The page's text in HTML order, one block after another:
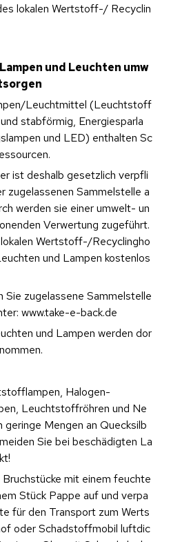
lokalen Wertstoff-/ Recyclin
und Leuchten umw
Leuchtmittel (Leuchtstoff
stabförmig, Energiesparla
und LED) enthalten Sc
ist deshalb gesetzlich verpfli
zugelassenen Sammelstelle a
werden sie einer umwelt- un
Verwertung zugeführt.
lokalen Wertstoff-/Recyclingho
und Lampen kostenlos
Sie zugelassene Sammelstelle
www.take-e-back.de
und Lampen werden dor
Halogen-
Leuchtstoffröhren und Ne
geringe Mengen an Quecksilb
Sie bei beschädigten La
Bruchstücke mit einem feuchte
Stück Pappe auf und verpa
für den Transport zum Werts
oder Schadstoffmobil luftdic